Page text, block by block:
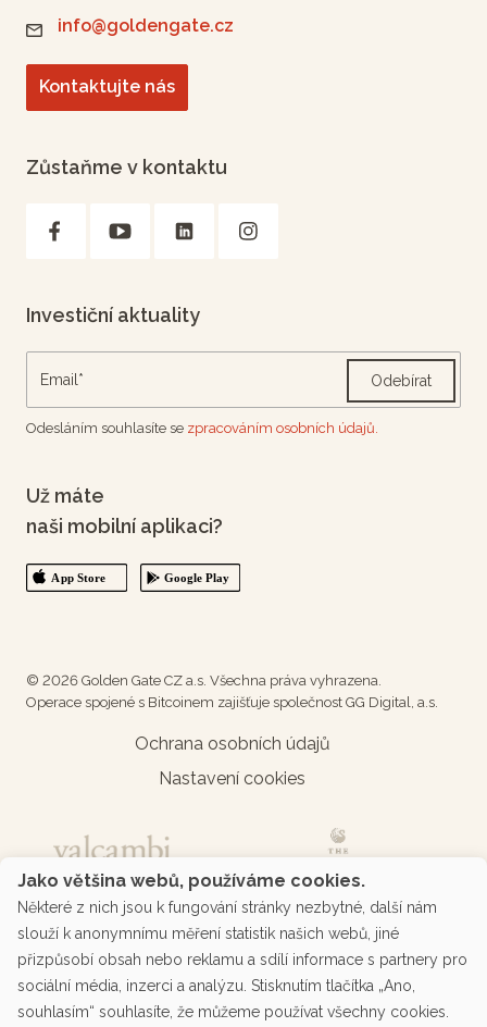
info@goldengate.cz
Kontaktujte nás
Zůstaňme v kontaktu
Investiční aktuality
Odebírat
Odesláním souhlasíte se zpracováním osobních údajů.
Už máte
naši mobilní aplikaci?
© 2026 Golden Gate CZ a.s. Všechna práva vyhrazena.
Operace spojené s Bitcoinem zajišťuje společnost GG Digital, a.s.
Ochrana osobních údajů
Nastavení cookies
Jako většina webů, používáme cookies.
Některé z nich jsou k fungování stránky nezbytné, další nám
slouží k anonymnímu měření statistik našich webů, jiné
přizpůsobí obsah nebo reklamu a sdílí informace s partnery pro
sociální média, inzerci a analýzu. Stisknutím tlačítka „Ano,
souhlasím“ souhlasíte, že můžeme používat všechny cookies.